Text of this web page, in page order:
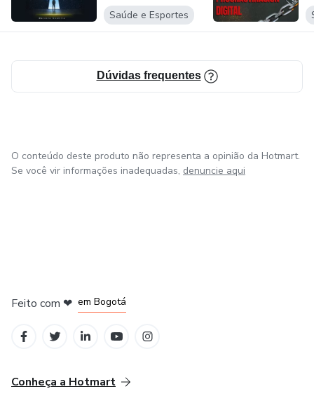
Saúde e Esportes
Dúvidas frequentes
O conteúdo deste produto não representa a opinião da Hotmart.
Se você vir informações inadequadas, denuncie aqui
Feito com ❤ em Bogotá
Conheça a Hotmart